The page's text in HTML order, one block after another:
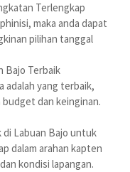
Terlengkap
maka anda dapat
pilihan tanggal
Bajo Terbaik
adalah yang terbaik,
dan keinginan.
Labuan Bajo untuk
dalam arahan kapten
kondisi lapangan.